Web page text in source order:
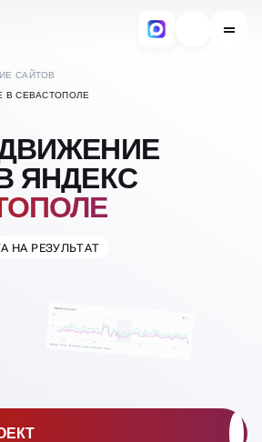
САЙТОВ
В СЕВАСТОПОЛЕ
ЯНДЕКС
НА РЕЗУЛЬТАТ